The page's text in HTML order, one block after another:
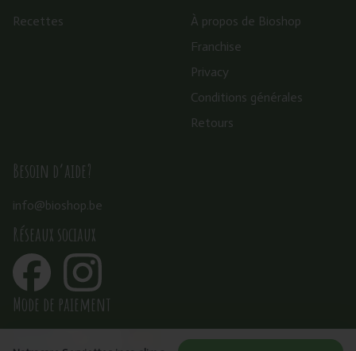
Recettes
À propos de Bioshop
Franchise
Privacy
Conditions générales
Retours
Besoin d’aide?
info@bioshop.be
Réseaux sociaux
Mode de paiement